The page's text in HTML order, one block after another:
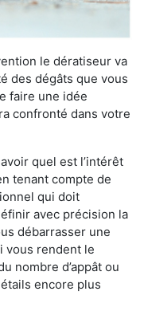
le dératiseur va
des dégâts que vous
faire une idée
confronté dans votre
quel est l’intérêt
tenant compte de
qui doit
avec précision la
débarrasser une
vous rendent le
nombre d’appât ou
encore plus